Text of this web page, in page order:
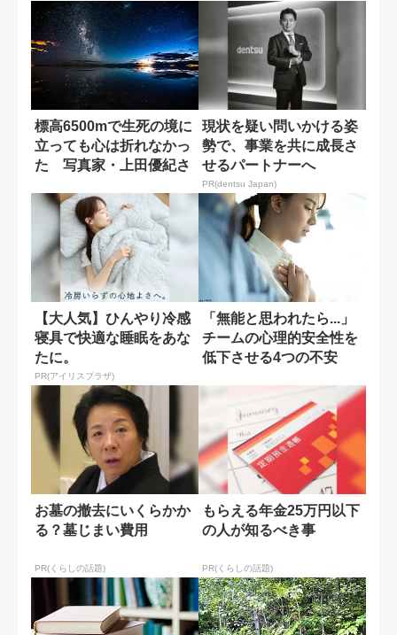
標高6500mで生死の境に
立っても心は折れなかっ
た 写真家・上田優紀さ
現状を疑い問いかける姿
勢で、事業を共に成長さ
せるパートナーへ
PR(dentsu Japan)
【大人気】ひんやり冷感
寝具で快適な睡眠をあな
たに。
PR(アイリスプラザ)
「無能と思われたら...」
チームの心理的安全性を
低下させる4つの不安
お墓の撤去にいくらかか
る？墓じまい費用
PR(くらしの話題)
もらえる年金25万円以下
の人が知るべき事
PR(くらしの話題)